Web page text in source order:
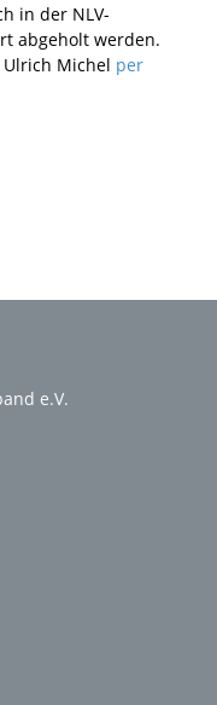
in der NLV-
abgeholt werden.
Michel per
e.V.